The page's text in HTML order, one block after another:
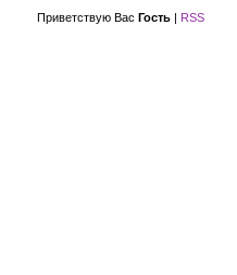
Приветствую Вас Гость | RSS